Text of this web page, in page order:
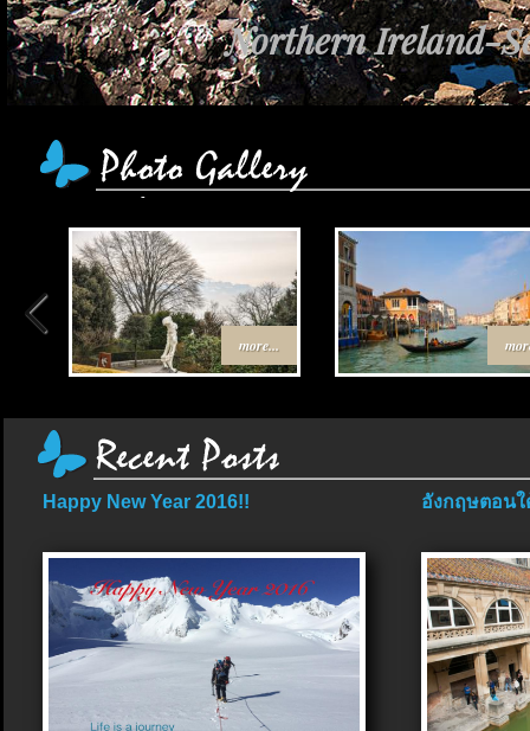
Northern Ireland-
more...
Happy New Year 2016!! อังกฤษตอนใ